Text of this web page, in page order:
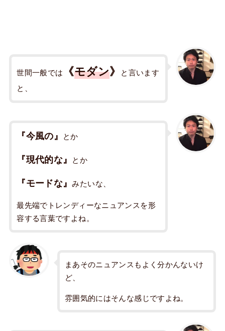
世間一般では 《モダン》
と言います
と、
『今風の』 とか
『現代的な』 とか
『モードな』みたいな、
最先端でトレンディーなニュアンスを形
容する言葉ですよね。
まあそのニュアンスもよく分かんないけ
ど、
雰囲気的にはそんな感じですよね。